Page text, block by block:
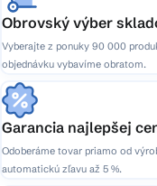
Obrovský výber
Vyberajte z ponuky 90 000
objednávku vybavíme obratom.
Garancia najlepšej
Odoberáme tovar priamo od
automatickú zľavu až 5 %.